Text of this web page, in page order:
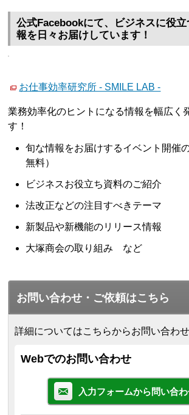
公式Facebookにて、ビジネスに役
報を日々お届けしています！
お仕事効率研究所 - SMILE LAB -
業務効率化のヒントになる情報を幅広く
す！
旬な情報をお届けするイベント開催
無料）
ビジネスお役立ち資料のご紹介
法改正などの注目すべきテーマ
新製品や新機能のリリース情報
大塚商会の取り組み など
お問い合わせ・ご依頼はこちら
詳細についてはこちらからお問い合わせ
Webでのお問い合わせ
入力フォームから問い合